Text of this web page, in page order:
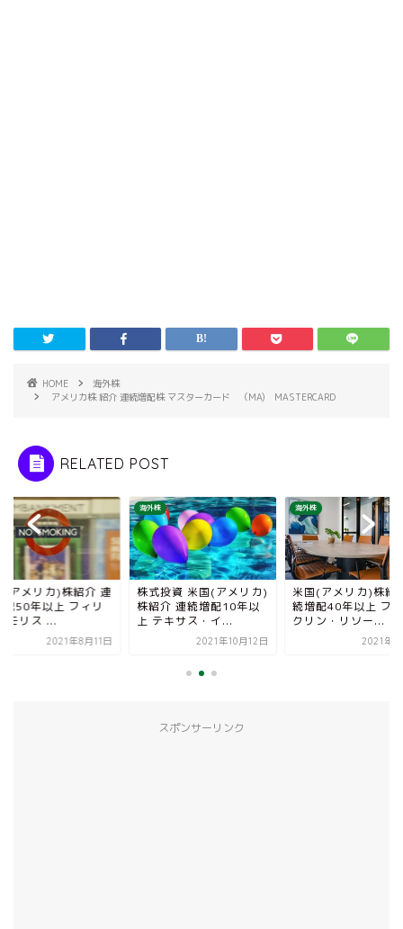
HOME
海外株
アメリカ株 紹介 連続増配株 マスターカード （MA) MASTERCARD
RELATED POST
(アメリカ)株紹介 連
配50年以上 フィリ
モリス ...
2021年8月11日
海外株
株式投資 米国(アメリカ)
株紹介 連続増配10年以
上 テキサス・イ...
2021年10月12日
海外株
米国(アメリカ)株紹
続増配40年以上 フ
クリン・リソー...
2021年8
スポンサーリンク